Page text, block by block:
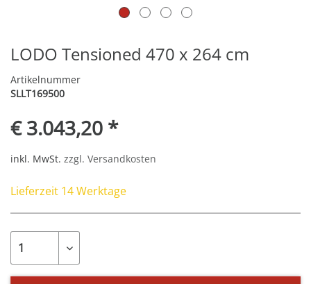
LODO Tensioned 470 x 264 cm
Artikelnummer
SLLT169500
€ 3.043,20 *
inkl. MwSt. zzgl. Versandkosten
Lieferzeit 14 Werktage